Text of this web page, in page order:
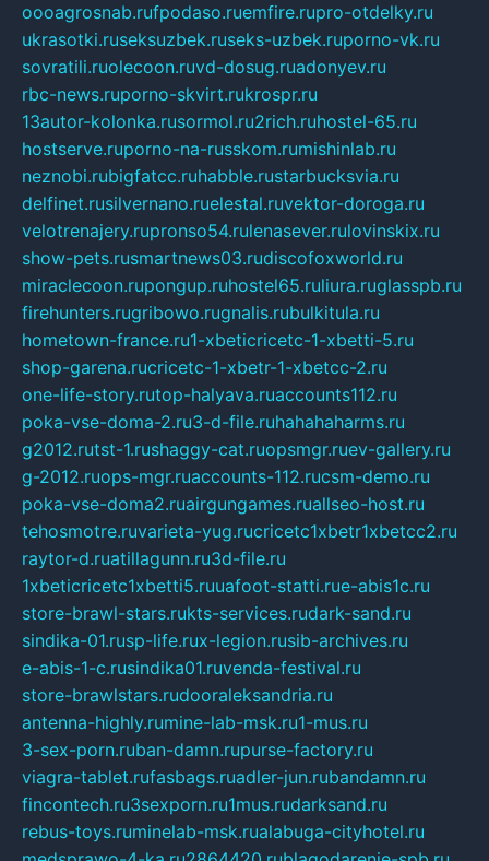
oooagrosnab.rufpodaso.ruemfire.rupro-otdelky.ru
ukrasotki.ruseksuzbek.ruseks-uzbek.ruporno-vk.ru
sovratili.ruolecoon.ruvd-dosug.ruadonyev.ru
rbc-news.ruporno-skvirt.rukrospr.ru
13autor-kolonka.rusormol.ru2rich.ruhostel-65.ru
hostserve.ruporno-na-russkom.rumishinlab.ru
neznobi.rubigfatcc.ruhabble.rustarbucksvia.ru
delfinet.rusilvernano.ruelestal.ruvektor-doroga.ru
velotrenajery.rupronso54.rulenasever.rulovinskix.ru
show-pets.rusmartnews03.rudiscofoxworld.ru
miraclecoon.rupongup.ruhostel65.ruliura.ruglasspb.ru
firehunters.rugribowo.rugnalis.rubulkitula.ru
hometown-france.ru1-xbeticricetc-1-xbetti-5.ru
shop-garena.rucricetc-1-xbetr-1-xbetcc-2.ru
one-life-story.rutop-halyava.ruaccounts112.ru
poka-vse-doma-2.ru3-d-file.ruhahahaharms.ru
g2012.rutst-1.rushaggy-cat.ruopsmgr.ruev-gallery.ru
g-2012.ruops-mgr.ruaccounts-112.rucsm-demo.ru
poka-vse-doma2.ruairgungames.ruallseo-host.ru
tehosmotre.ruvarieta-yug.rucricetc1xbetr1xbetcc2.ru
raytor-d.ruatillagunn.ru3d-file.ru
1xbeticricetc1xbetti5.ruuafoot-statti.rue-abis1c.ru
store-brawl-stars.rukts-services.rudark-sand.ru
sindika-01.rusp-life.rux-legion.rusib-archives.ru
e-abis-1-c.rusindika01.ruvenda-festival.ru
store-brawlstars.rudooraleksandria.ru
antenna-highly.rumine-lab-msk.ru1-mus.ru
3-sex-porn.ruban-damn.rupurse-factory.ru
viagra-tablet.rufasbags.ruadler-jun.rubandamn.ru
fincontech.ru3sexporn.ru1mus.rudarksand.ru
rebus-toys.ruminelab-msk.rualabuga-cityhotel.ru